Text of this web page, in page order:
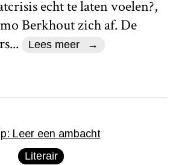
echt te laten voelen?,
Berkhout zich af. De
Lees meer
Literair